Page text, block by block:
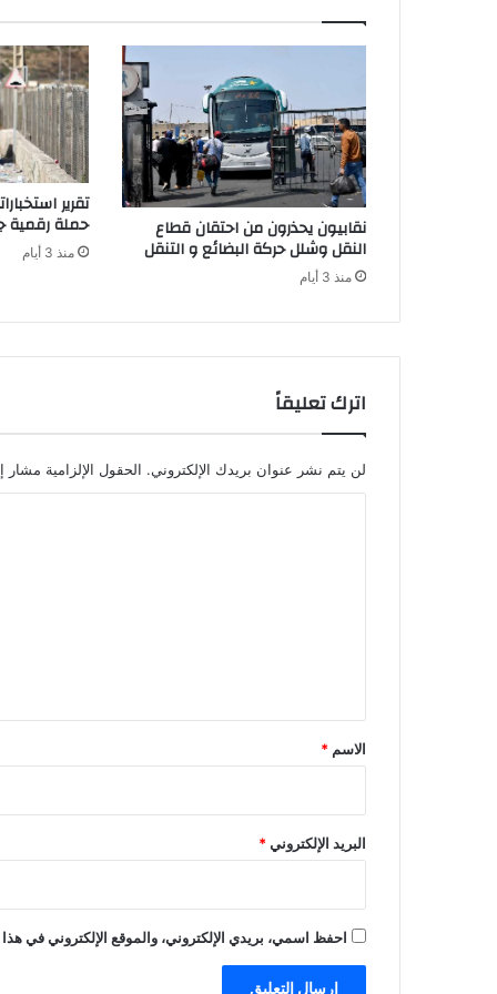
و
ن
ي
ا
ل
م
غ
ر
ب
و
6
ا
ة
ش
2
4
س
ع
ة
ا
م
ا
نقابيون يحذرون من احتقان قطاع
النقل وشلل حركة البضائع و التنقل
منذ 3 أيام
تقرير
حملة رقمية
منذ 3 أيام
اترك تعليقاً
لن يتم نشر عنوان بريدك الإلكتروني. الحقول الإلزامية مشار
*
الاسم *
البريد الإلكتروني*
احفظ اسمي، بريدي الإلكتروني، والموقع الإلكتروني في